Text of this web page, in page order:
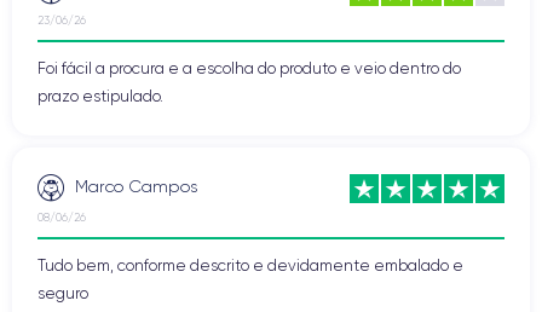
23/06/26
Foi fácil a procura e a escolha do produto e veio dentro do
prazo estipulado.
Marco Campos
08/06/26
Tudo bem, conforme descrito e devidamente embalado e
seguro